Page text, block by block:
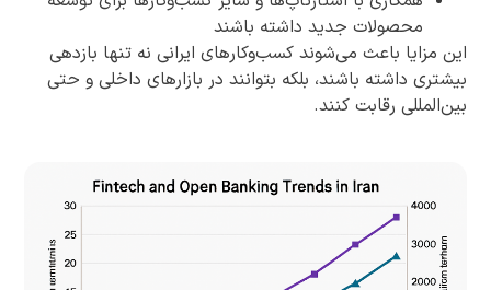
محصولات جدید داشته باشند
این مزایا باعث می‌شوند کسب‌وکارهای ایرانی نه تنها بازدهی
بیشتری داشته باشند، بلکه بتوانند در بازارهای داخلی و حتی
بین‌المللی رقابت کنند.